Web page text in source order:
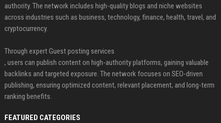
authority. The network includes high-quality blogs and niche websites
across industries such as business, technology, finance, health, travel, and
cryptocurrency.
Through expert Guest posting services
, users can publish content on high-authority platforms, gaining valuable
backlinks and targeted exposure. The network focuses on SEO-driven
publishing, ensuring optimized content, relevant placement, and long-term
ranking benefits.
FEATURED CATEGORIES